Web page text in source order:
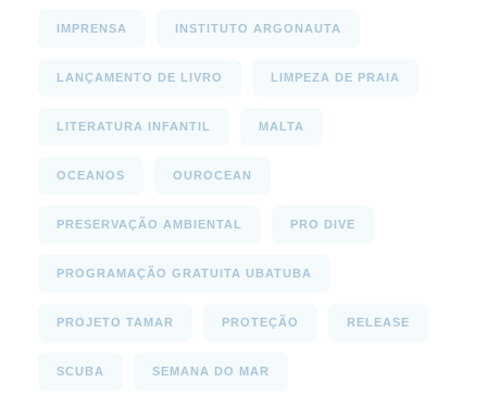
IMPRENSA INSTITUTO ARGONAUTA
LANÇAMENTO DE LIVRO LIMPEZA DE PRAIA
LITERATURA INFANTIL MALTA
OCEANOS OUROCEAN
PRESERVAÇÃO AMBIENTAL PRO DIVE
PROGRAMAÇÃO GRATUITA UBATUBA
PROJETO TAMAR PROTEÇÃO RELEASE
SCUBA SEMANA DO MAR